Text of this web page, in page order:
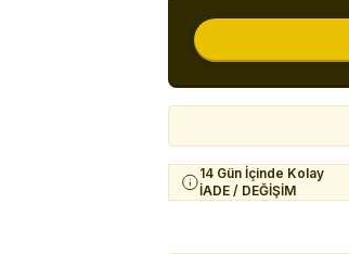
14 Gün İçinde Kolay
İADE / DEĞİŞİM